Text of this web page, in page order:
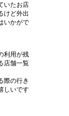
いたお店
けど外出
いかがで
利用が残
店舗一覧
際の行き
しいです